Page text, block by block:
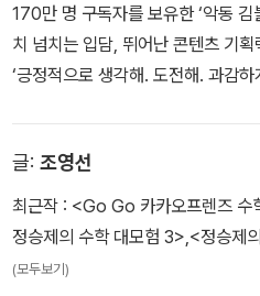
170만 명 구독자를 보유한 ‘악동
치 넘치는 입담, 뛰어난 콘텐츠 기
‘긍정적으로 생각해. 도전해. 과감
글: 조영선
최근작 : <Go Go 카카오프렌즈 수
정승제의 수학 대모험 3> <정승제
(모두보기)